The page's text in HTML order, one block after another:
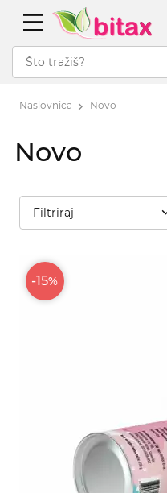
Naslovnica Novo
Novo
Filtriraj
-15%